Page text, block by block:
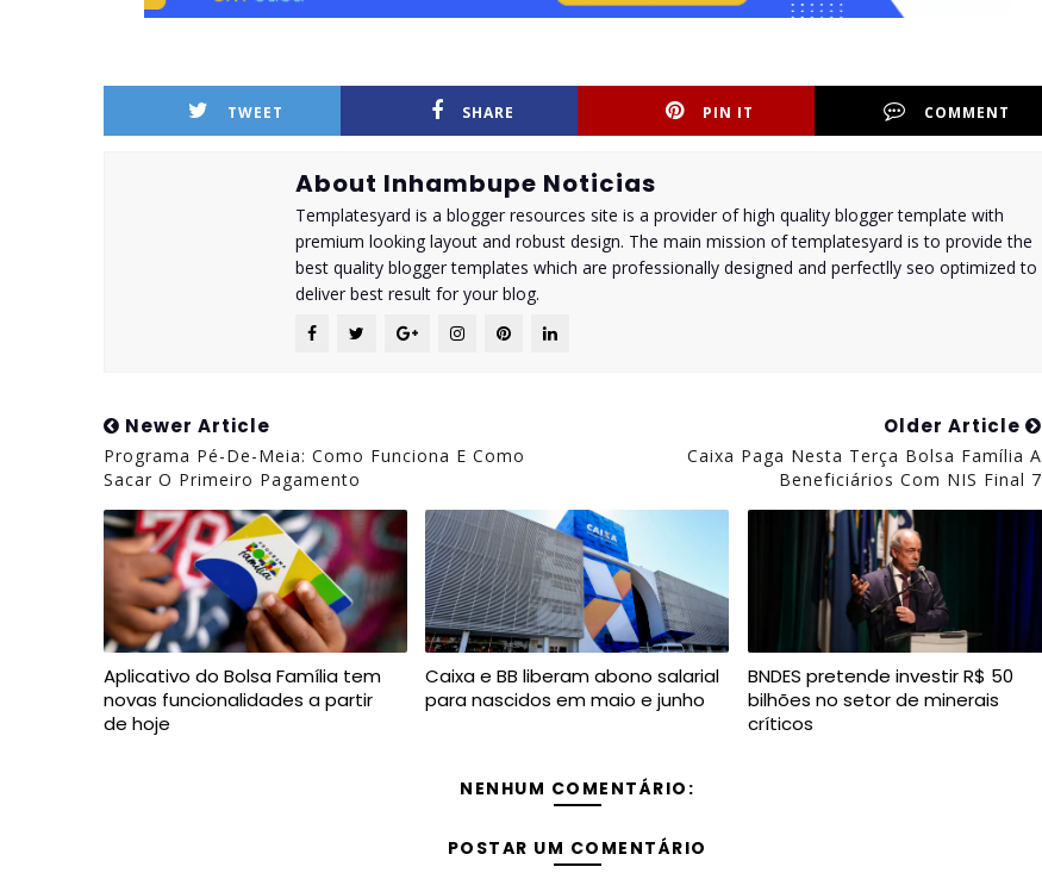
TWEET SHARE PIN IT COMMENT
About Inhambupe Noticias
Templatesyard is a blogger resources site is a provider of high quality blogger template with
premium looking layout and robust design. The main mission of templatesyard is to provide the
best quality blogger templates which are professionally designed and perfectlly seo optimized to
deliver best result for your blog.
Newer Article
Programa Pé-De-Meia: Como Funciona E Como
Sacar O Primeiro Pagamento
Older Article
Caixa Paga Nesta Terça Bolsa Família A
Beneficiários Com NIS Final 7
Aplicativo do Bolsa Família tem
novas funcionalidades a partir
de hoje
Caixa e BB liberam abono salarial
para nascidos em maio e junho
BNDES pretende investir R$ 50
bilhões no setor de minerais
críticos
NENHUM COMENTÁRIO:
POSTAR UM COMENTÁRIO